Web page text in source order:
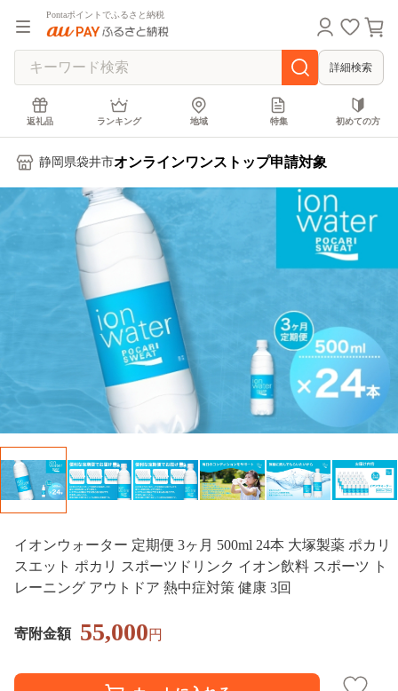
Pontaポイントでふるさと納税
詳細検索
返礼品 ランキング 地域 特集 初めての方
静岡県袋井市オンラインワンストップ申請対象
イオンウォーター 定期便 3ヶ月 500ml 24本 大塚製薬 ポカリ
スエット ポカリ スポーツドリンク イオン飲料 スポーツ ト
レーニング アウトドア 熱中症対策 健康 3回
寄附金額 55,000円